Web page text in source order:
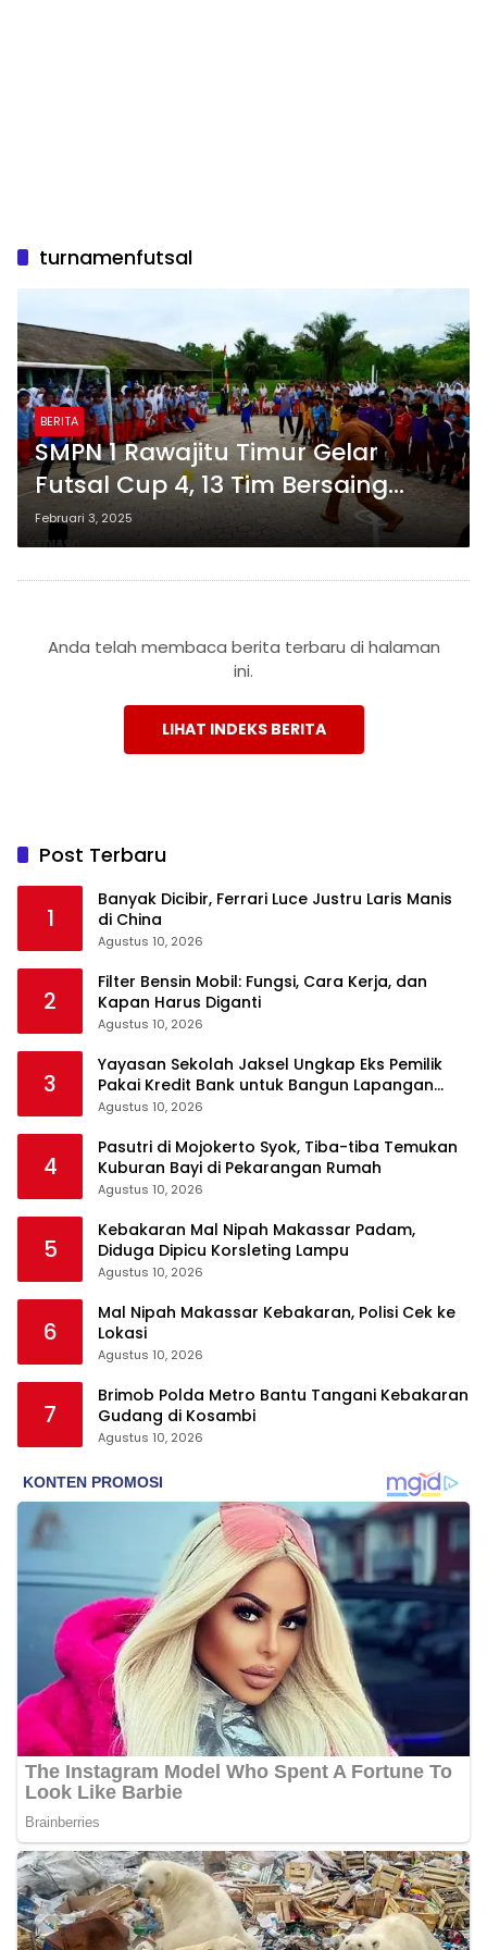
turnamenfutsal
BERITA
SMPN 1 Rawajitu Timur Gelar
Futsal Cup 4, 13 Tim Bersaing
Perebutkan Trofi Bergilir
Februari 3, 2025
Anda telah membaca berita terbaru di halaman
ini.
LIHAT INDEKS BERITA
Post Terbaru
1
Banyak Dicibir, Ferrari Luce Justru Laris Manis
di China
Agustus 10, 2026
2
Filter Bensin Mobil: Fungsi, Cara Kerja, dan
Kapan Harus Diganti
Agustus 10, 2026
3
Yayasan Sekolah Jaksel Ungkap Eks Pemilik
Pakai Kredit Bank untuk Bangun Lapangan
Padel
Agustus 10, 2026
4
Pasutri di Mojokerto Syok, Tiba-tiba Temukan
Kuburan Bayi di Pekarangan Rumah
Agustus 10, 2026
5
Kebakaran Mal Nipah Makassar Padam,
Diduga Dipicu Korsleting Lampu
Agustus 10, 2026
6
Mal Nipah Makassar Kebakaran, Polisi Cek ke
Lokasi
Agustus 10, 2026
7
Brimob Polda Metro Bantu Tangani Kebakaran
Gudang di Kosambi
Agustus 10, 2026